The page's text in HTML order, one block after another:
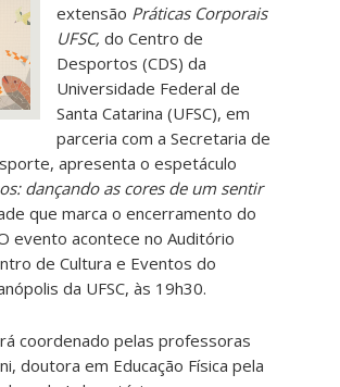
extensão Práticas Corporais
UFSC, do Centro de
Desportos (CDS) da
Universidade Federal de
Santa Catarina (UFSC), em
parceria com a Secretaria de
apresenta o espetáculo
dançando as cores de um sentir
que marca o encerramento do
evento acontece no Auditório
de Cultura e Eventos do
da UFSC, às 19h30.
coordenado pelas professoras
doutora em Educação Física pela